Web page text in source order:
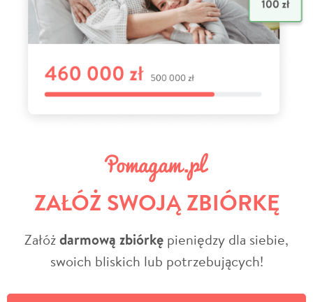
ZAŁÓŻ SWOJĄ ZBIÓRKĘ
Załóżdarmową zbiórkę pieniędzy dla siebie,
swoich bliskich lub potrzebujących!